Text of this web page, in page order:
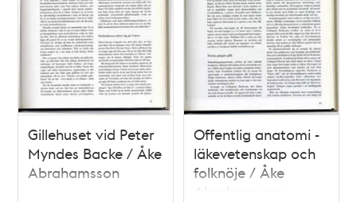
Gillehuset vid Peter
Myndes Backe / Åke
Abrahamsson
Offentlig anatomi -
läkevetenskap och
folknöje / Åke
Abrahamsson